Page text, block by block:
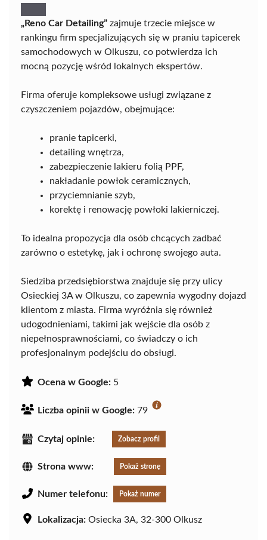
„Reno Car Detailing” zajmuje trzecie miejsce w
rankingu firm specjalizujących się w praniu tapicerek
samochodowych w Olkuszu, co potwierdza ich
mocną pozycję wśród lokalnych ekspertów.
Firma oferuje kompleksowe usługi związane z
czyszczeniem pojazdów, obejmujące:
pranie tapicerki,
detailing wnętrza,
zabezpieczenie lakieru folią PPF,
nakładanie powłok ceramicznych,
przyciemnianie szyb,
korektę i renowację powłoki lakierniczej.
To idealna propozycja dla osób chcących zadbać
zarówno o estetykę, jak i ochronę swojego auta.
Siedziba przedsiębiorstwa znajduje się przy ulicy
Osieckiej 3A w Olkuszu, co zapewnia wygodny dojazd
klientom z miasta. Firma wyróżnia się również
udogodnieniami, takimi jak wejście dla osób z
niepełnosprawnościami, co świadczy o ich
profesjonalnym podejściu do obsługi.
Ocena w Google: 5
Liczba opinii w Google: 79
Czytaj opinie: Zobacz profil
Strona www: Pokaż stronę
Numer telefonu: Pokaż numer
Lokalizacja: Osiecka 3A, 32-300 Olkusz